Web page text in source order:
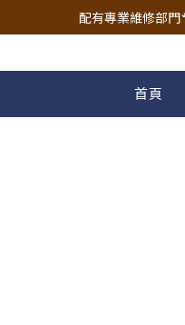
🔧電動工具&五金唯
配有專業維修部
🔧電動工具&五金唯
首頁